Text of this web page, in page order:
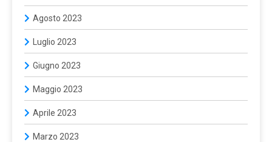
Agosto 2023
Luglio 2023
Giugno 2023
Maggio 2023
Aprile 2023
Marzo 2023